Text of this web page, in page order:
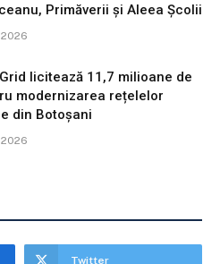
Primăverii și Aleea Școlii
licitează 11,7 milioane de
modernizarea rețelelor
din Botoșani
Twitter